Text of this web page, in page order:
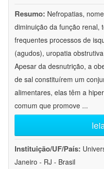
Resumo: Nefropatias,
diminuição da função renal,
frequentes processos de
(agudos), uropatia
Apesar da desnutrição, a
de sal constituírem um
alimentares, elas têm a
comum que promove ...
Instituição/UF/País:
Janeiro - RJ - Brasil